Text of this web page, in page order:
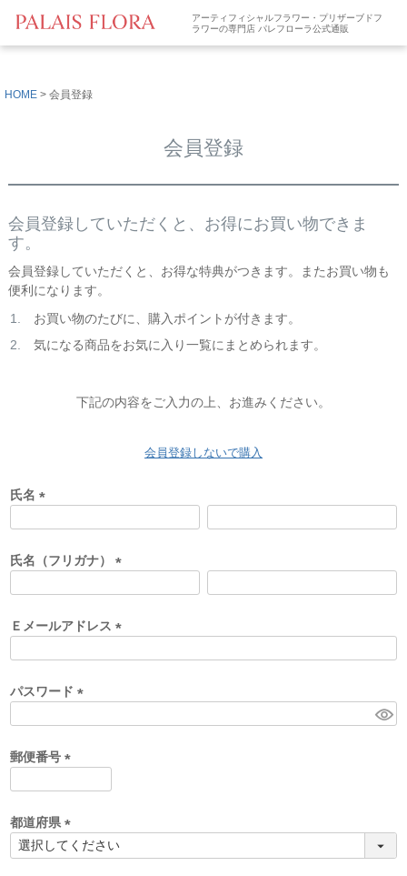
アーティフィシャルフラワー・プリザーブドフ
ラワーの専門店 パレフローラ公式通販
HOME 会員登録
会員登録
会員登録していただくと、お得にお買い物できま
す。
会員登録していただくと、お得な特典がつきます。またお買い物も
便利になります。
お買い物のたびに、購入ポイントが付きます。
気になる商品をお気に入り一覧にまとめられます。
下記の内容をご入力の上、お進みください。
会員登録しないで購入
氏名
須
)
氏名（フリガナ）
須
)
Ｅメールアドレス
)
パスワード
)
郵便番号
須
)
都道府県
(